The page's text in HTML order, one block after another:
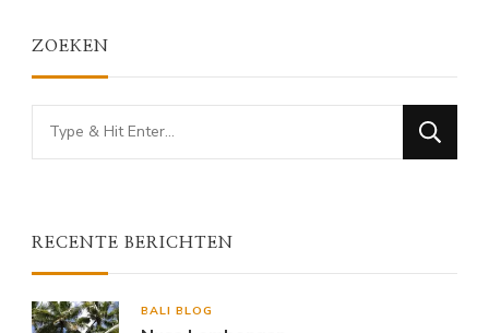
ZOEKEN
Looking
for
RECENTE BERICHTEN
BALI BLOG